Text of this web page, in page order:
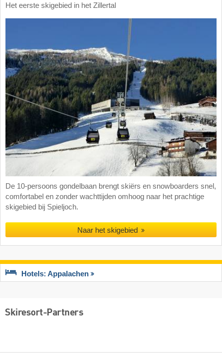
Het eerste skigebied in het Zillertal
De 10-persoons gondelbaan brengt skiërs en snowboarders snel,
comfortabel en zonder wachttijden omhoog naar het prachtige
skigebied bij Spieljoch.
Naar het skigebied
Hotels: Appalachen
Skiresort-Partners